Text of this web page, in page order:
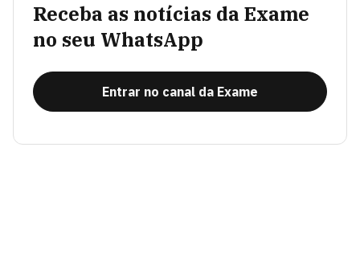
Receba as notícias da Exame
no seu WhatsApp
Entrar no canal da Exame